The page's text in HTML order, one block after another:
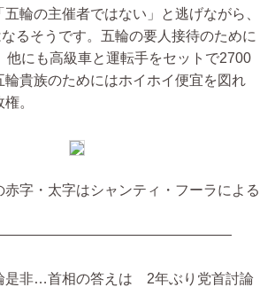
輪の主催者ではない」と逃げながら、
るそうです。五輪の要人接待のために
他にも高級車と運転手をセットで2700
輪貴族のためにはホイホイ便宜を図れ
。
字・太字はシャンティ・フーラによる
是非…首相の答えは 2年ぶり党首討論